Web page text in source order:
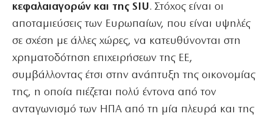
κεφαλαιαγορών και της SIU. Στόχος είναι οι
αποταμιεύσεις των Ευρωπαίων, που είναι υψηλές
σε σχέση με άλλες χώρες, να κατευθύνονται στη
χρηματοδότηση επιχειρήσεων της ΕΕ,
συμβάλλοντας έτσι στην ανάπτυξη της οικονομίας
της, η οποία πιέζεται πολύ έντονα από τον
ανταγωνισμό των ΗΠΑ από τη μία πλευρά και της